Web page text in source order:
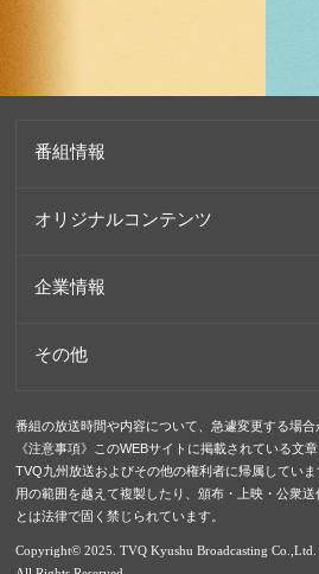
番組情報
オリジナルコンテンツ
企業情報
その他
番組の放送時間や内容について、急遽変更する場合
《注意事項》このWEBサイトに掲載されている文
TVQ九州放送およびその他の権利者に帰属してい
用の範囲を越えて複製したり、頒布・上映・公衆
とは法律で固く禁じられています。
Copyright© 2025. TVQ Kyushu Broadcasting Co.,Ltd.